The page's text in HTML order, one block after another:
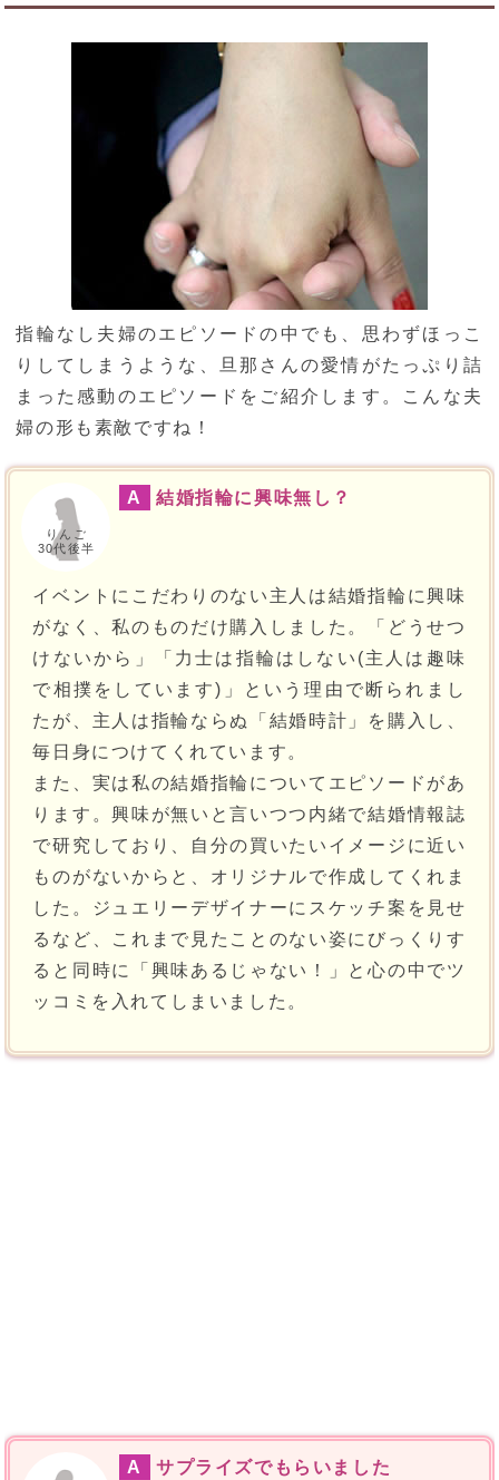
指輪なし夫婦のエピソードの中でも、思わずほっこ
りしてしまうような、旦那さんの愛情がたっぷり詰
まった感動のエピソードをご紹介します。こんな夫
婦の形も素敵ですね！
りんご
30代後半
A 結婚指輪に興味無し？
イベントにこだわりのない主人は結婚指輪に興味
がなく、私のものだけ購入しました。「どうせつ
けないから」「力士は指輪はしない(主人は趣味
で相撲をしています)」という理由で断られまし
たが、主人は指輪ならぬ「結婚時計」を購入し、
毎日身につけてくれています。
また、実は私の結婚指輪についてエピソードがあ
ります。興味が無いと言いつつ内緒で結婚情報誌
で研究しており、自分の買いたいイメージに近い
ものがないからと、オリジナルで作成してくれま
した。ジュエリーデザイナーにスケッチ案を見せ
るなど、これまで見たことのない姿にびっくりす
ると同時に「興味あるじゃない！」と心の中でツ
ッコミを入れてしまいました。
A サプライズでもらいました